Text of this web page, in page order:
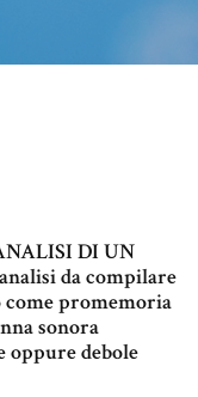
DI UN
da compilare
promemoria
sonora
oppure debole